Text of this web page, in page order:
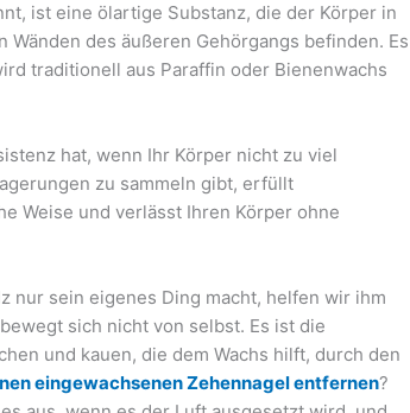
ist eine ölartige Substanz, die der Körper in
des äußeren Gehörgangs befinden. Es
traditionell aus Paraffin oder Bienenwachs
hat, wenn Ihr Körper nicht zu viel
zu sammeln gibt, erfüllt
Weise und verlässt Ihren Körper ohne
nur sein eigenes Ding macht, helfen wir ihm
sich nicht von selbst. Es ist die
und kauen, die dem Wachs hilft, durch den
eingewachsenen Zehennagel entfernen?